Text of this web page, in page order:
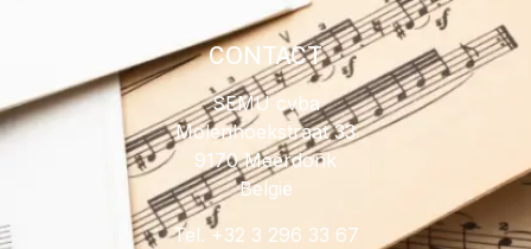
CONTACT
SEMU cvba
Molenhoekstraat 33
9170 Meerdonk
België
Tel. +32 3 296 33 67